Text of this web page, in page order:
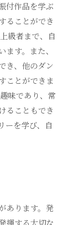
付作品を学ぶ
ることができ
級者まで、自
す。また、
き、他のダン
ことができま
味であり、常
ることもでき
ーを学び、自
あります。発